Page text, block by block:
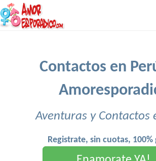
Contactos en
Aventuras y Contactos
Registrate, sin cuotas, 100%